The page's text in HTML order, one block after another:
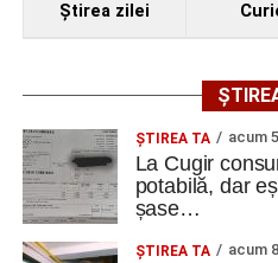
Ştirea zilei
ȘTIREA TA acum
La Cugir
potabilă, dar
șase…
ȘTIREA TA acum